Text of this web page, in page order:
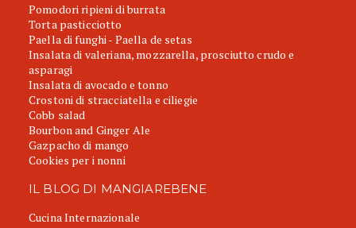
Pomodori ripieni di burrata
Torta pasticciotto
Paella di funghi - Paella de setas
Insalata di valeriana, mozzarella, prosciutto crudo e
asparagi
Insalata di avocado e tonno
Crostoni di stracciatella e ciliegie
Cobb salad
Bourbon and Ginger Ale
Gazpacho di mango
Cookies per i nonni
IL BLOG DI MANGIAREBENE
Cucina Internazionale